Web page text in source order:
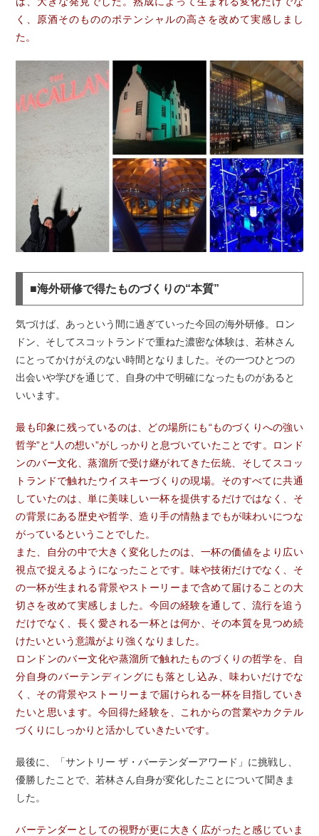
く、原酒そのもののポテンシャルの高さを改めて実感しまし
た。
■海外研修で得たものづくりの“本質”
気づけば、あっという間に過ぎていった今回の海外研修。ロン
ドン、そしてスコットランドで重ねた濃密な体験は、若林さん
にとってかけがえのない時間となりました。その一つひとつの
出会いや学びを通じて、自身の中で明確になったものがあると
いいます。
最も印象に残っているのは、どの場所にも“ものづくりへの強い
哲学”と“人の想い”がしっかりと息づいていたことです。ロンド
ンのバー文化、蒸溜所で受け継がれてきた伝統、そしてスコッ
トランドで触れたウイスキーづくりの現場。そのすべてに共通
していたのは、単に美味しい一杯を提供するだけではなく、そ
の背景にある歴史や哲学、造り手の情熱までもが味わいにつな
がっているということでした。
また、自分の中で大きく変化したのは、一杯の価値をより広い
視点で捉えるようになったことです。味や技術だけでなく、そ
の一杯が生まれる背景やストーリーまで含めて届けることの大
切さを改めて実感しました。今回の経験を通して、流行を追う
だけでなく、長く愛される一杯とは何か、その本質を見つめ続
けたいという意識がより強くなりました。
ロンドンのバー文化や蒸溜所で触れたものづくりの哲学を、自
分自身のバーテンディングにも落とし込み、味わいだけでな
く、その背景やストーリーまで届けられる一杯を目指していき
たいと思います。今回得た経験を、これからの営業やカクテル
づくりにしっかりと活かしていきたいです。
最後に、「サントリー ザ・バーテンダーアワード」に挑戦し、
優勝したことで、若林さん自身が変化したことについて聞きま
した。
バーテンダーとしての視野が更に大きく広がったと感じていま